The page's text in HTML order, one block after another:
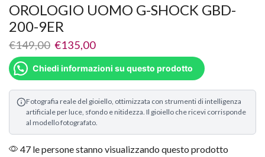
OROLOGIO UOMO G-SHOCK GBD-
200-9ER
€149,00 €135,00
Chiedi informazioni su questo prodotto
Fotografia reale del gioiello, ottimizzata con strumenti di intelligenza
artificiale per luce, sfondo e nitidezza. Il gioiello che ricevi corrisponde
al modello fotografato.
47 le persone stanno visualizzando questo prodotto